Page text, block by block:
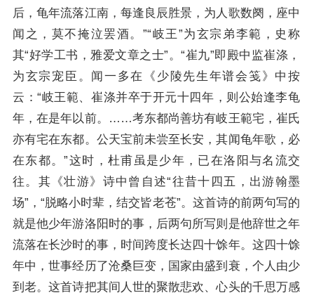
后，龟年流落江南，每逢良辰胜景，为人歌数阕，座中
闻之，莫不掩泣罢酒。”“岐王”为玄宗弟李範，史称
其“好学工书，雅爱文章之士”。“崔九”即殿中监崔涤，
为玄宗宠臣。闻一多在《少陵先生年谱会笺》中按
云：“岐王範、崔涤并卒于开元十四年，则公始逢李龟
年，在是年以前。……考东都尚善坊有岐王範宅，崔氏
亦有宅在东都。公天宝前未尝至长安，其闻龟年歌，必
在东都。”这时，杜甫虽是少年，已在洛阳与名流交
往。其《壮游》诗中曾自述“往昔十四五，出游翰墨
场”，“脱略小时辈，结交皆老苍”。这首诗的前两句写的
就是他少年游洛阳时的事，后两句所写则是他辞世之年
流落在长沙时的事，时间跨度长达四十馀年。这四十馀
年中，世事经历了沧桑巨变，国家由盛到衰，个人由少
到老。这首诗把其间人世的聚散悲欢、心头的千思万感